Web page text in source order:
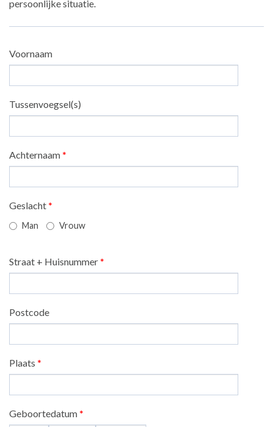
persoonlijke situatie.
Voornaam
Tussenvoegsel(s)
Achternaam *
Geslacht *
Man Vrouw
Straat + Huisnummer *
Postcode
Plaats *
Geboortedatum *